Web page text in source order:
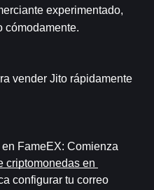
experimentado,
cómodamente.
vender Jito rápidamente
FameEX
criptomonedas en
configurar tu correo